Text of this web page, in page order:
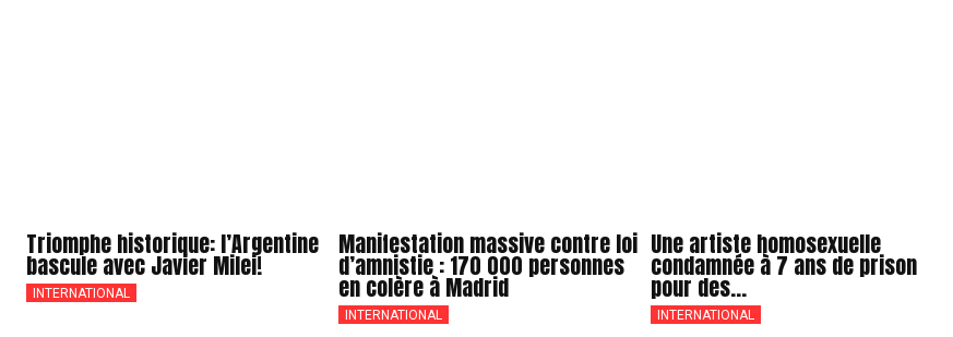
Triomphe historique: l’Argentine
bascule avec Javier Milei!
INTERNATIONAL
Manifestation massive contre loi
d’amnistie : 170 000 personnes
en colère à Madrid
INTERNATIONAL
Une artiste homosexuelle
condamnée à 7 ans de prison
pour des...
INTERNATIONAL